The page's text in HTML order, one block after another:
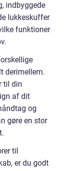
indbyggede
lukkeskuffer
funktioner
derimellem.
til din
af dit
og
gøre en stor
til
er du godt